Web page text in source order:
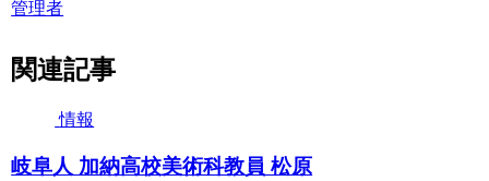
管理者
関連記事
情報
岐阜人 加納高校美術科教員 松原